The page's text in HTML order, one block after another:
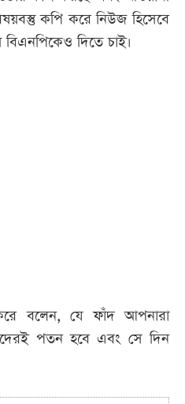
কপি করে নিউজ হিসেবে
দিতে চাই।
বলেন, যে ফাঁদ আপনারা
পতন হবে এবং সে দিন